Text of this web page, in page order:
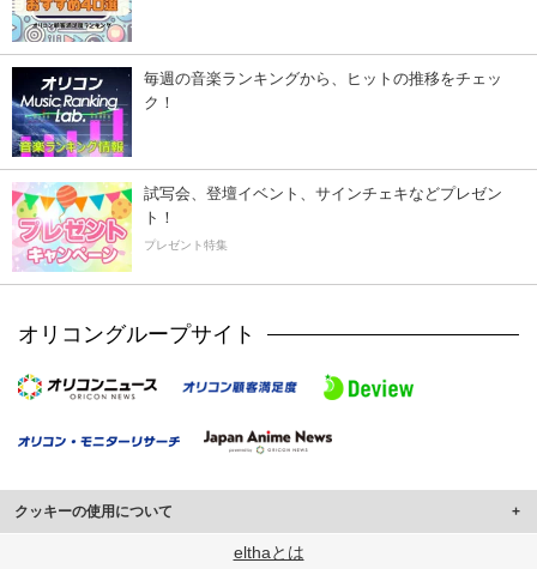
毎週の音楽ランキングから、ヒットの推移をチェッ
ク！
試写会、登壇イベント、サインチェキなどプレゼン
ト！
プレゼント特集
オリコングループサイト
クッキーの使用について
このサイトでは Cookie を使用して、ユーザーに合わせたコンテンツや広告の
elthaとは